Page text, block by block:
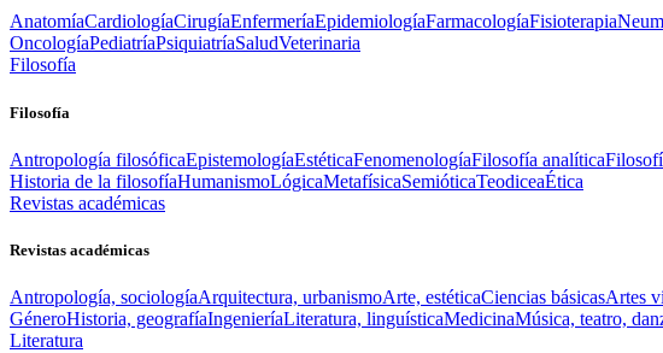
AnatomíaCardiologíaCirugíaEnfermeríaEpidemiologíaFarmacologíaFisioterapia
OncologíaPediatríaPsiquiatríaSaludVeterinaria
Filosofía
Filosofía
Antropología filosóficaEpistemologíaEstéticaFenomenologíaFilosofía analítica
Historia de la filosofíaHumanismoLógicaMetafísicaSemióticaTeodiceaÉtica
Revistas académicas
Revistas académicas
Antropología, sociologíaArquitectura, urbanismoArte, estéticaCiencias básicasArtes
GéneroHistoria, geografíaIngenieríaLiteratura, linguísticaMedicinaMúsica, teatro,
Literatura